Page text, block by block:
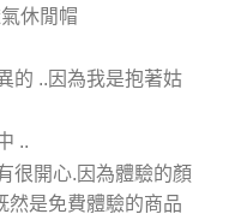
休閒帽
的 ..因為我是抱著姑
..
很開心.因為體驗的顏
然是免費體驗的商品